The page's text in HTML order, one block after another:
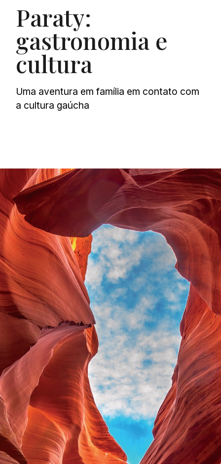
Paraty:
gastronomia e
cultura
Uma aventura em família em contato com
a cultura gaúcha